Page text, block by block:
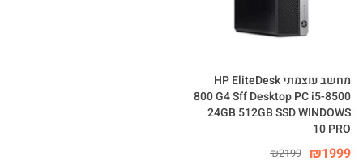
מחשב עוצמתי HP EliteDesk
800 G4 Sff Desktop PC i5-8500
24GB 512GB SSD WINDOWS
10 PRO
₪1999
₪2199